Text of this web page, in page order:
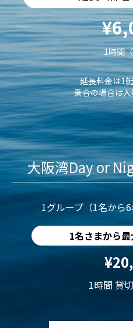
1時間
延長料金は1
乗合の場合は
大阪湾Day or
1グループ（1名から
1名さまから
1時間 貸